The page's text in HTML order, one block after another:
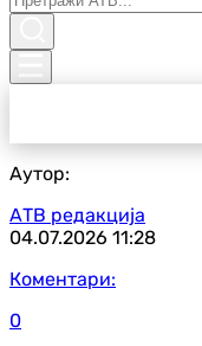
Аутор:
АТВ редакција
04.07.2026 11:28
Коментари:
0